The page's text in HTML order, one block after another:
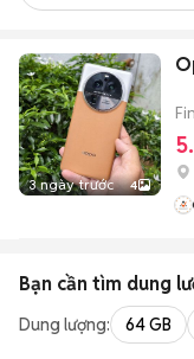
3 ngày trước 4
Bạn cần tìm dung
Dung lượng: 64 GB